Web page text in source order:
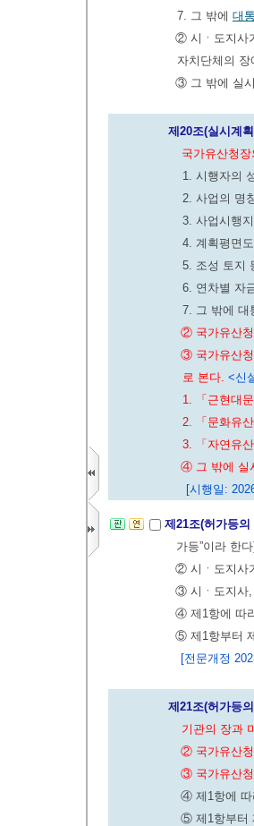
7. 그 밖에 대
② 시ㆍ도지사
자치단체의
③ 그 밖에 실
제20조(실시계
국가유산청
1. 시행자의
2. 사업의 명
3. 사업시행
4. 계획평면
5. 조성 토지
6. 연차별 자
7. 그 밖에 대
② 국가유산청
③ 국가유산청
로 본다. <신
1. 「근현대
2. 「문화유
3. 「자연유
④ 그 밖에 실
[시행일:
제21조(허가등
가등”이라 한
② 시ㆍ도지사
③ 시ㆍ도지사,
④ 제1항에 따
⑤ 제1항부터
[전문개정
제21조(허가등
기관의 장과
② 국가유산청
③ 국가유산청
④ 제1항에 따
⑤ 제1항부터